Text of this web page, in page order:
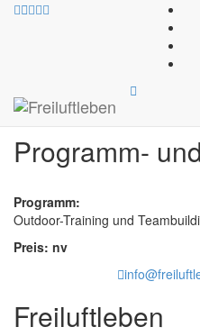
Anmeldung
Programm-
Programm:
Outdoor-Training und
Preis: nv
Freiluftleben